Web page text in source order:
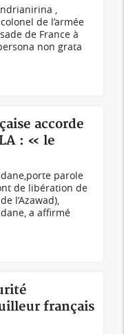
,
de l’armée
de France à
non grata
accorde
: « le
parole
de libération de
l’Azawad),
a affirmé
français